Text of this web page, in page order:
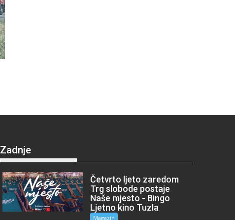
Zadnje
Četvrto ljeto zaredom
Trg slobode postaje
Naše mjesto - Bingo
Ljetno kino Tuzla
Magazin